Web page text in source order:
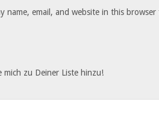
name, email, and website in this
mich zu Deiner Liste hinzu!